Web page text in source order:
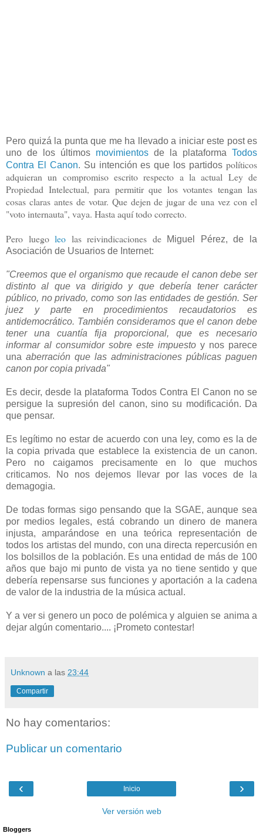
Pero quizá la punta que me ha llevado a iniciar este post es
uno de los últimos movimientos de la plataforma Todos
Contra El Canon. Su intención es que los partidospolíticos
adquieran un compromiso escrito respecto a la actual Ley de
Propiedad Intelectual, para permitir que los votantes tengan las
cosas claras antes de votar. Que dejen de jugar de una vez con el
"voto internauta", vaya. Hasta aquí todo correcto.
Pero luegoleo las reivindicaciones de
Miguel Pérez, de la
Asociación de Usuarios de Internet:
"Creemos que el organismo que recaude el canon debe ser
distinto al que va dirigido y quedebería tener carácter
público, no privado, como son las entidades de gestión. Ser
juez y parte en procedimientos recaudatorios es
antidemocrático. También consideramos queel canon debe
tener una cuantía fija proporcional, que es necesario
informar al consumidor sobre este impuesto y nos parece
una aberración que las administraciones públicas paguen
canon por copia privada"
Es decir, desde la plataforma Todos Contra El Canon no se
persigue la supresión del canon, sino su modificación. Da
que pensar.
Es legítimo no estar de acuerdo con una ley, como es la de
la copia privada que establece la existencia de un canon.
Pero no caigamos precisamente en lo que muchos
criticamos. No nos dejemos llevar por las voces de la
demagogia.
De todas formas sigo pensando que la SGAE, aunque sea
por medios legales, está cobrando un dinero de manera
injusta, amparándose en una teórica representación de
todos los artistas del mundo, con una directa repercusión en
los bolsillos de la población. Es una entidad de más de 100
años que bajo mi punto de vista ya no tiene sentido y que
debería repensarse sus funciones y aportación a la cadena
de valor de la industria de la música actual.
Y a ver si genero un poco de polémica y alguien se anima a
dejar algún comentario.... ¡Prometo contestar!
Unknown a las 23:44
Compartir
No hay comentarios:
Publicar un comentario
‹ ›
Inicio
Ver versión web
Bloggers